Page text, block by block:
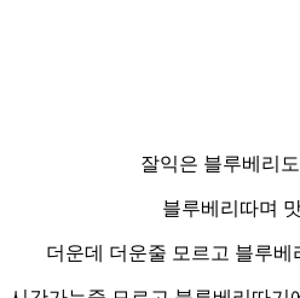
잘익은 블루베리
블루베리따며
더운데 더운줄 모르고 블루